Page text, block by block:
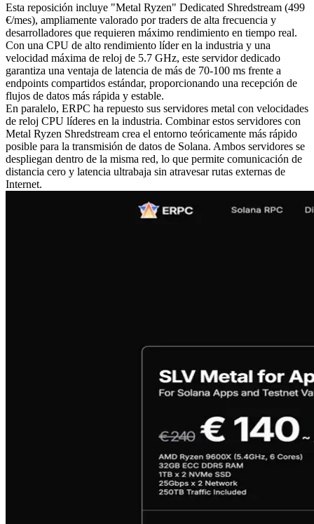
Esta reposición incluye "Metal Ryzen" Dedicated Shredstream (499
€/mes), ampliamente valorado por traders de alta frecuencia y
desarrolladores que requieren máximo rendimiento en tiempo real.
Con una CPU de alto rendimiento líder en la industria y una
velocidad máxima de reloj de 5.7 GHz, este servidor dedicado
garantiza una ventaja de latencia de más de 70-100 ms frente a
endpoints compartidos estándar, proporcionando una recepción de
flujos de datos más rápida y estable.
En paralelo, ERPC ha repuesto sus servidores metal con velocidades
de reloj CPU líderes en la industria. Combinar estos servidores con
Metal Ryzen Shredstream crea el entorno teóricamente más rápido
posible para la transmisión de datos de Solana. Ambos servidores se
despliegan dentro de la misma red, lo que permite comunicación de
distancia cero y latencia ultrabaja sin atravesar rutas externas de
Internet.